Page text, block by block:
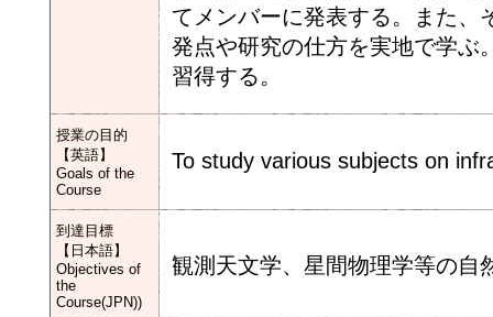
てメンバーに発表する。また、
発点や研究の仕方を実地で学ぶ
習得する。
授業の目的
【英語】
Goals of the
Course
To study various subjects on
到達目標
【日本語】
Objectives of
the
Course(JPN))
観測天文学、星間物理学等の自